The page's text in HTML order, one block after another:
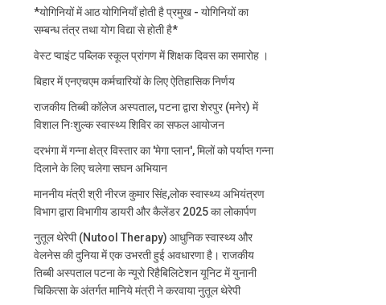
*योगिनियों में आठ योगिनियाँ होती है प्रमुख - योगिनियों का
सम्बन्ध तंत्र तथा योग विद्या से होती है*
वेस्ट प्वाइंट पब्लिक स्कूल प्रांगण में शिक्षक दिवस का समारोह ।
बिहार में एनएचएम कर्मचारियों के लिए ऐतिहासिक निर्णय
राजकीय तिब्बी कॉलेज अस्पताल, पटना द्वारा शेरपुर (मनेर) में
विशाल निःशुल्क स्वास्थ्य शिविर का सफल आयोजन
दरभंगा में गन्ना क्षेत्र विस्तार का 'मेगा प्लान', मिलों को पर्याप्त गन्ना
दिलाने के लिए चलेगा सघन अभियान
माननीय मंत्री श्री नीरज कुमार सिंह,लोक स्वास्थ्य अभियंत्रण
विभाग द्वारा विभागीय डायरी और कैलेंडर 2025 का लोकार्पण
नुतूल थेरेपी (Nutool Therapy) आधुनिक स्वास्थ्य और
वेलनेस की दुनिया में एक उभरती हुई अवधारणा है। राजकीय
तिब्बी अस्पताल पटना के न्यूरो रिहैबिलिटेशन यूनिट में युनानी
चिकित्सा के अंतर्गत मानिये मंत्री ने करवाया नुतूल थेरेपी